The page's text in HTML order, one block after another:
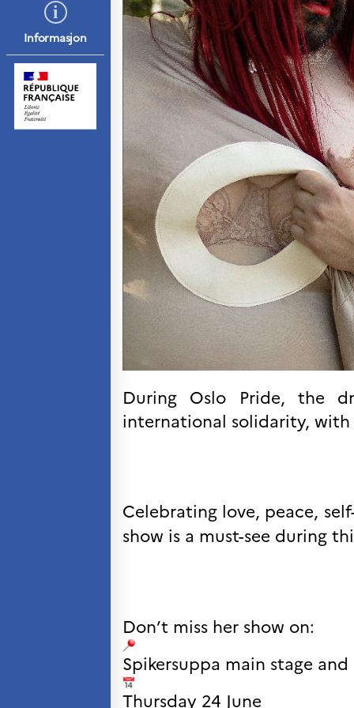
Informasjon
Septentrionales
UTDANNING OG
FRANSK SPRÅK
Lære fransk i
Frankrike
Fremming av fransk
språk
Frankofoni
Skolebesøk
Språksertifisering
(DELF/DALF/TCF)
Skole- og
utdanningssamarbeid
Videregående i
Frankrike
Språkassistenter
Samarbeidspartnere
Kurs for
fransklærere
Kurs og seminarer
UNIVERSITETER
Studere i Norge
Doktorgrader og
French+Hospitality
Testimonials
Studenthistorier
For institusjoner
France Alumni
During Oslo Pride, the
international solidarity, with
Celebrating love, peace,
show is a must-see during
Don’t miss her show on:
Spikersuppa main stage
Thursday 24 June